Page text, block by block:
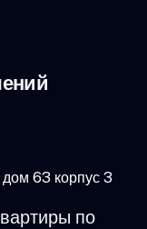
63 корпус 3
по